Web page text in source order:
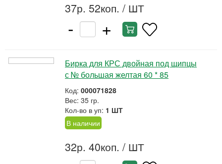
37р. 52коп. / ШТ
- +
Бирка для КРС двойная под щипцы
с № большая желтая 60 * 85
Код: 000071828
Вес: 35 гр.
Кол-во в уп: 1 ШТ
В наличии
32р. 40коп. / ШТ